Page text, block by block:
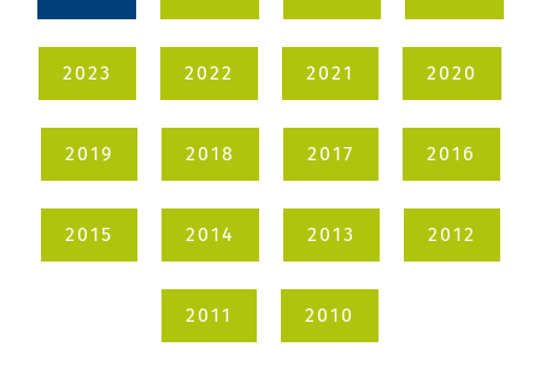
2023 2022 2021 2020
2019 2018 2017 2016
2015 2014 2013 2012
2011 2010